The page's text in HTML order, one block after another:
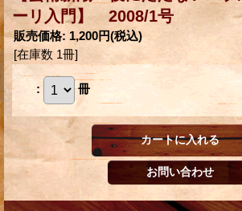
ーリ入門】 2008/1号
販売価格: 1,200円(税込)
[在庫数 1冊]
: 冊